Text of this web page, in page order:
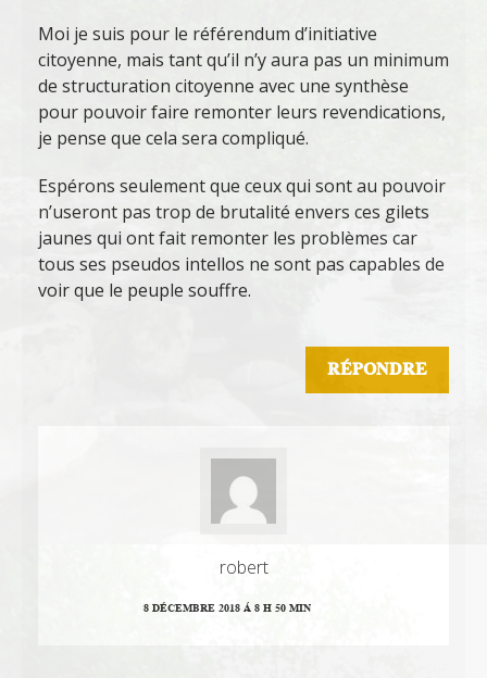
Moi je suis pour le référendum d’initiative
citoyenne, mais tant qu’il n’y aura pas un minimum
de structuration citoyenne avec une synthèse
pour pouvoir faire remonter leurs revendications,
je pense que cela sera compliqué.
Espérons seulement que ceux qui sont au pouvoir
n’useront pas trop de brutalité envers ces gilets
jaunes qui ont fait remonter les problèmes car
tous ses pseudos intellos ne sont pas capables de
voir que le peuple souffre.
RÉPONDRE
robert
8 DÉCEMBRE 2018 Á 8 H 50 MIN